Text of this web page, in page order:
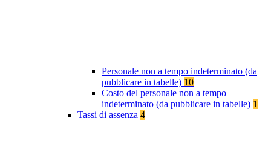
Personale non a tempo indeterminato (da
pubblicare in tabelle) 10
Costo del personale non a tempo
indeterminato (da pubblicare in tabelle) 1
Tassi di assenza 4